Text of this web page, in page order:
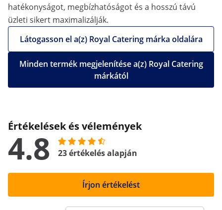
hatékonyságot, megbízhatóságot és a hosszú távú
üzleti sikert maximalizálják.
Látogasson el a(z) Royal Catering márka oldalára
Minden termék megjelenítése a(z) Royal Catering
márkától
Értékelések és vélemények
4.8 23 értékelés alapján
Írjon értékelést